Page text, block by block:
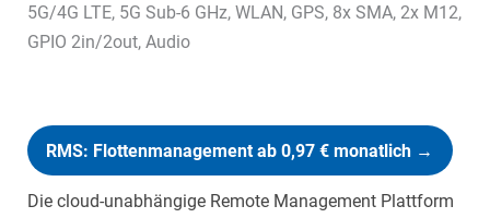
5G/4G LTE, 5G Sub-6 GHz, WLAN, GPS, 8x SMA, 2x M12,
GPIO 2in/2out, Audio
RMS: Flottenmanagement ab 0,97 € monatlich →
Die cloud-unabhängige Remote Management Plattform